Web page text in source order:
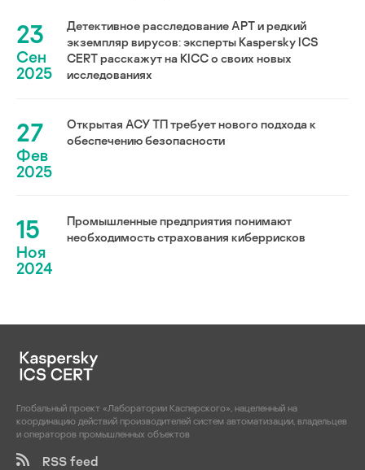
23
Сен
2025
Детективное расследование АРТ и редкий
экземпляр вирусов: эксперты Kaspersky ICS
CERT расскажут на KICC о своих новых
исследованиях
27
Фев
2025
Открытая АСУ ТП требует нового подхода к
обеспечению безопасности
15
Ноя
2024
Промышленные предприятия понимают
необходимость страхования киберрисков
Глобальный проект «Лаборатории Касперского», нацеленный на
координацию действий производителей систем автоматизации, владельцев
и операторов промышленных объектов
RSS feed